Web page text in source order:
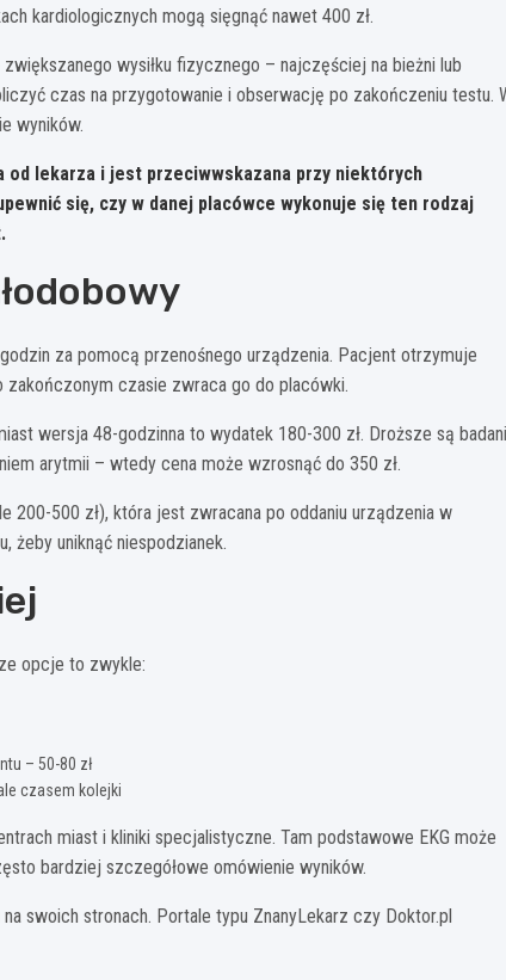
kardiologicznych mogą sięgnąć nawet 400 zł.
wysiłku fizycznego – najczęściej na bieżni lub
czas na przygotowanie i obserwację po zakończeniu testu.
wyników.
od lekarza i jest przeciwwskazana przy niektórych
się, czy w danej placówce wykonuje się ten rodzaj
za pomocą przenośnego urządzenia. Pacjent otrzymuje
czasie zwraca go do placówki.
wersja 48-godzinna to wydatek 180-300 zł. Droższe są
arytmii – wtedy cena może wzrosnąć do 350 zł.
500 zł), która jest zwracana po oddaniu urządzenia w
żeby uniknąć niespodzianek.
opcje to zwykle:
– 50-80 zł
czasem kolejki
miast i kliniki specjalistyczne. Tam podstawowe EKG może
bardziej szczegółowe omówienie wyników.
swoich stronach. Portale typu ZnanyLekarz czy Doktor.pl